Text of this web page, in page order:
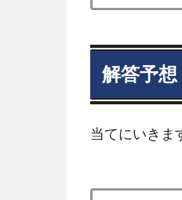
解答予想
当てにいきま